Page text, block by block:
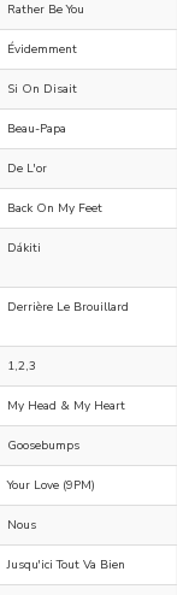
Rather Be You
Évidemment
Si On Disait
Beau-Papa
De L'or
Back On My Feet
Dákiti
Derrière Le Brouillard
1,2,3
My Head & My Heart
Goosebumps
Your Love (9PM)
Nous
Jusqu'ici Tout Va Bien